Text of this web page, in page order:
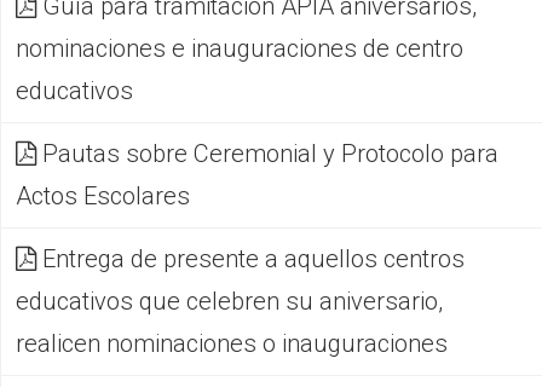
Guía para tramitación APIA aniversarios,
nominaciones e inauguraciones de centro
educativos
Pautas sobre Ceremonial y Protocolo para
Actos Escolares
Entrega de presente a aquellos centros
educativos que celebren su aniversario,
realicen nominaciones o inauguraciones